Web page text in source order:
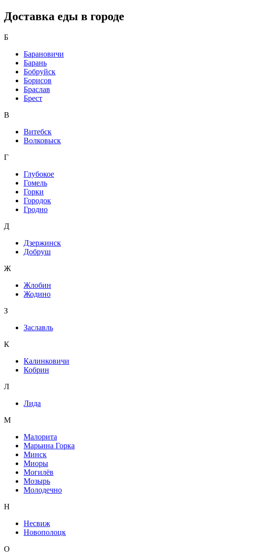
Доставка еды в городе
Б
Барановичи
Барань
Бобруйск
Борисов
Браслав
Брест
В
Витебск
Волковыск
Г
Глубокое
Гомель
Горки
Городок
Гродно
Д
Дзержинск
Добруш
Ж
Жлобин
Жодино
З
Заславль
К
Калинковичи
Кобрин
Л
Лида
М
Малорита
Марьина Горка
Минск
Миоры
Могилёв
Мозырь
Молодечно
Н
Несвиж
Новополоцк
О